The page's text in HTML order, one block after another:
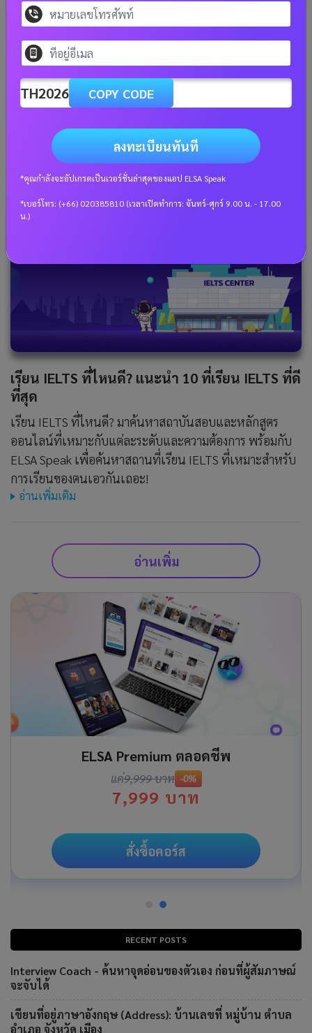
เคล็ดลับเตรียมสอบ TOEIC เองที่บ้านให้ได้
คะแนนสูงที่คุณอาจจะยังไม่ทราบ
โดยไม่จำเป็นต้องมีพื้นฐาน สามารถเริ่มต้นด้วยการทบทวนคำ
ศัพท์และไวยากรณ์เพื่อเตรียมพร้อมสำหรับการสอบการฟัง
และการอ่าน TOEIC ได้อย่างมีประสิทธิภาพ
อ่านเพิ่มเติม
เรียน IELTS ที่ไหนดี? แนะนำ 10 ที่เรียน IELTS ที่ดี
ที่สุด
เรียน IELTS ที่ไหนดี? มาค้นหาสถาบันสอบและหลักสูตร
ออนไลน์ที่เหมาะกับแต่ละระดับและความต้องการ พร้อมกับ
ELSA Speak เพื่อค้นหาสถานที่เรียน IELTS ที่เหมาะสำหรับ
การเรียนของตนเอวกันเถอะ!
อ่านเพิ่มเติม
อ่านเพิ่ม
RECENT POSTS
Interview Coach - ค้นหาจุดอ่อนของตัวเอง ก่อนที่ผู้สัมภาษณ์
จะจับได้
เขียนที่อยู่ภาษาอังกฤษ (Address): บ้านเลขที่ หมู่บ้าน ตำบล
อำเภอ จังหวัด เมือง
ELSA Premium ตลอดชีพ
แค่9,999 บาท -0%
7,999 บาท
สั่งซื้อคอร์ส
TH2026 COPY CODE
ลงทะเบียนทันที
*คุณกำลังจะอัปเกรดเป็นเวอร์ชั่นล่าสุดของแอป ELSA Speak
*เบอร์โทร: (+66) 020385810 (เวลาเปิดทำการ: จันทร์-ศุกร์ 9.00 น. - 17.00
น.)